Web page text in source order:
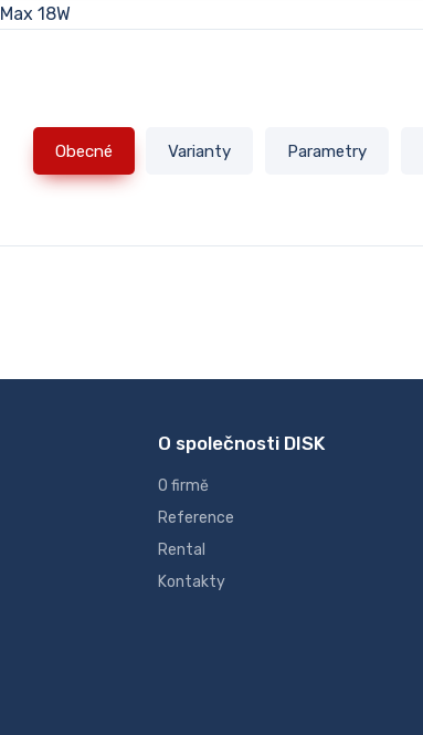
Max 18W
Obecné Varianty Parametry
O společnosti DISK
O firmě
Reference
Rental
Kontakty